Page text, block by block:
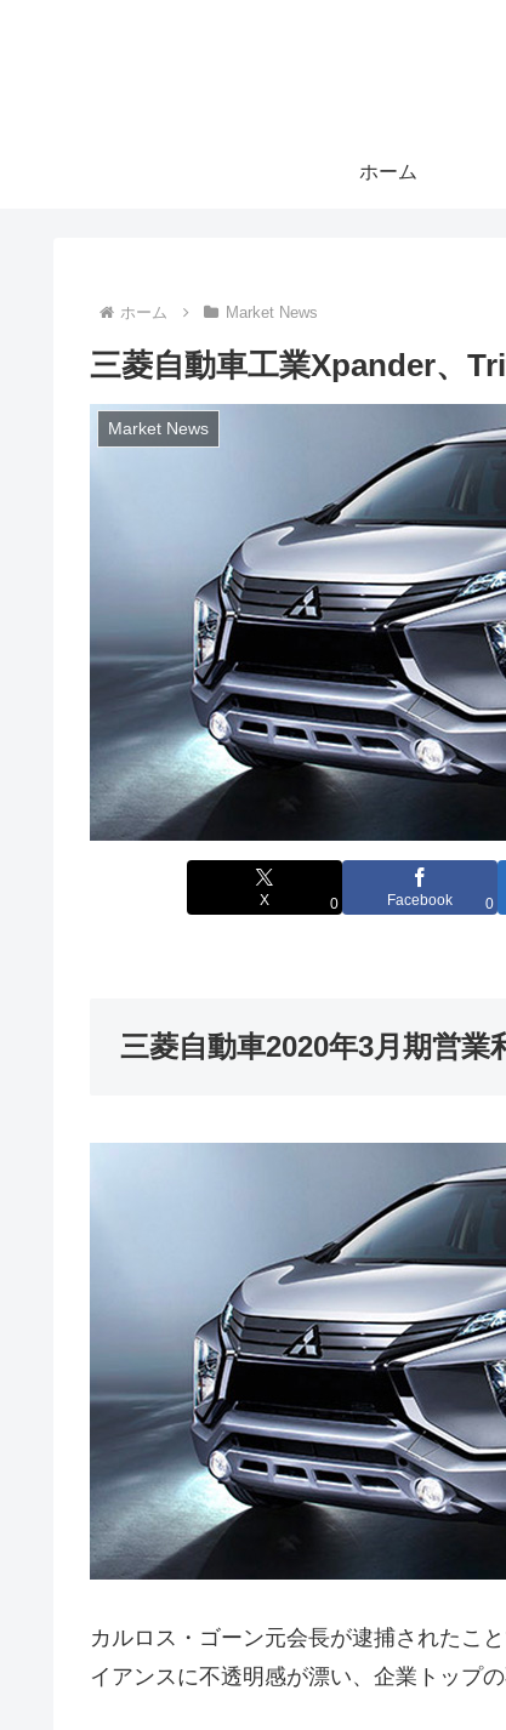
ホーム
ホーム Market News
三菱自動車工業Xpander、
Market News
X 0 Facebook 0
三菱自動車2020年3月期営業
カルロス・ゴーン元会長が逮捕されたこ
イアンスに不透明感が漂い、企業トップ